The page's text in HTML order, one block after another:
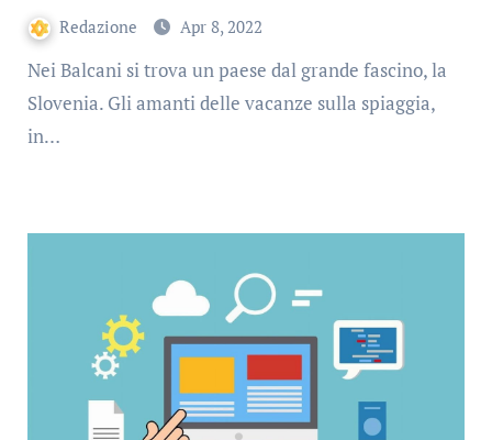
Redazione Apr 8, 2022
Nei Balcani si trova un paese dal grande fascino, la
Slovenia. Gli amanti delle vacanze sulla spiaggia,
in…